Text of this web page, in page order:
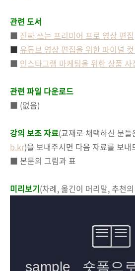
관련 도서
■ 진짜 쓰는 프리미어 프로 영상 편집
■ 유튜브 영상 편집을 위한 파이널
■ 인스타그램 마케팅을 위한 상품
관련 파일 다운로드
■ (없음)
강의 보조 자료(교재로 채택하신 분들
b.kr)을 보내주시면 다음 자료를 보내
■ 본문의 그림과 표
미리보기(차례, 옮긴이 머리말, 추천